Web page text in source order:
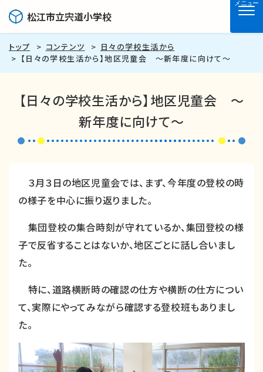
松江市立宍道小学校
メニュー
トップ コンテンツ
日々の学校生活から
【日々の学校生活から】地区児童会 ～新年度に向けて～
【日々の学校生活から】地区児童会 ～
新年度に向けて～
３月３日の地区児童会では、まず、今年度の登校の時
の様子を中心に振り返りました。
集団登校の集合時刻が守れているか、集団登校の様
子で反省することはないか、地区ごとに話し合いまし
た。
特に、道路横断時の確認の仕方や横断の仕方につい
て、実際にやってみながら確認する登校班もありまし
た。